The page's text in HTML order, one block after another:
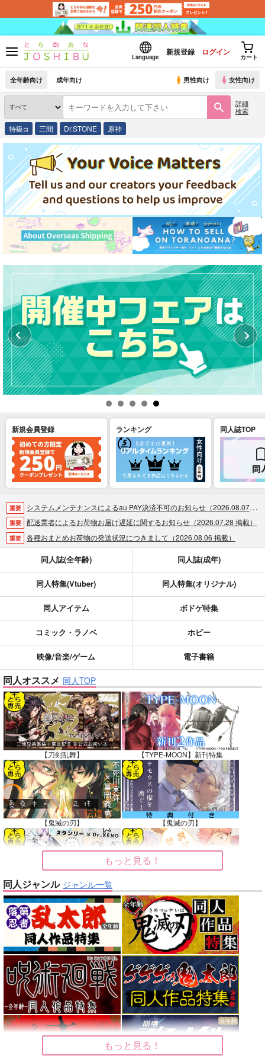
Language
新規登録 ログイン
カート
全年齢向け 成年向け 男性向け 女性向け
詳細
検索
特級α 三間 Dr.STONE 原神
新規会員登録 ランキング 同人誌TOP
重要 システムメンテナンスによるau PAY決済不可のお知らせ（2026.08.07 掲載）
重要 配送業者によるお荷物お届け遅延に関するお知らせ（2026.07.28 掲載）
重要 各種おまとめお荷物の発送状況につきまして（2026.08.06 掲載）
おまとめサイクル「定期便(月2)」一般会員様の利用再開のお知らせ（2026.02.05 掲載）
重要 「とらのあな×駿河屋日本橋乙女同人誌館」通販店頭受取サービス開始のお知らせ（2026.01.05 更新｜2025.12.30 掲載）
【2025/12/1より】「通販ポイント⇒とらコイン変換キャンペーン」終了のお知らせ（2025.11.21 掲載）
個人情報保護方針の改定について（2025.09.19 更新｜2025.08.01 掲載）
重要 ポイント付与・管理体制改定のお知らせ（2024.11.20 掲載）
全てのお知らせを見る
同人誌(全年齢) 同人誌(成年)
同人特集(Vtuber) 同人特集(オリジナル)
同人アイテム ボドゲ特集
コミック・ラノベ ホビー
映像/音楽/ゲーム 電子書籍
同人オススメ 同人TOP
【刀剣乱舞】 【TYPE-MOON】新刊特集
【鬼滅の刃】 【鬼滅の刃】
【Dr.STONE】 【呪術廻戦】
【オリジナル】 【東京卍リベンジャーズ】
【刀剣乱舞】 【僕のヒーローアカデミア】
もっと見る！
同人ジャンル ジャンル一覧
もっと見る！